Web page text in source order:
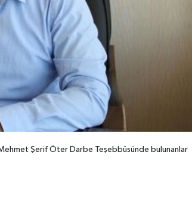
Şerif Öter Darbe Teşebbüsünde bulunanlar